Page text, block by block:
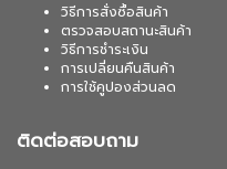
วิธีการสั่งซื้อสินค้า
ตรวจสอบสถานะสินค้า
วิธีการชำระเงิน
การเปลี่ยนคืนสินค้า
การใช้คูปองส่วนลด
ติดต่อสอบถาม